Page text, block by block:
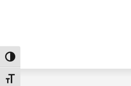
Attiva/disattiva alto contrasto
Attiva/disattiva dimensione testo